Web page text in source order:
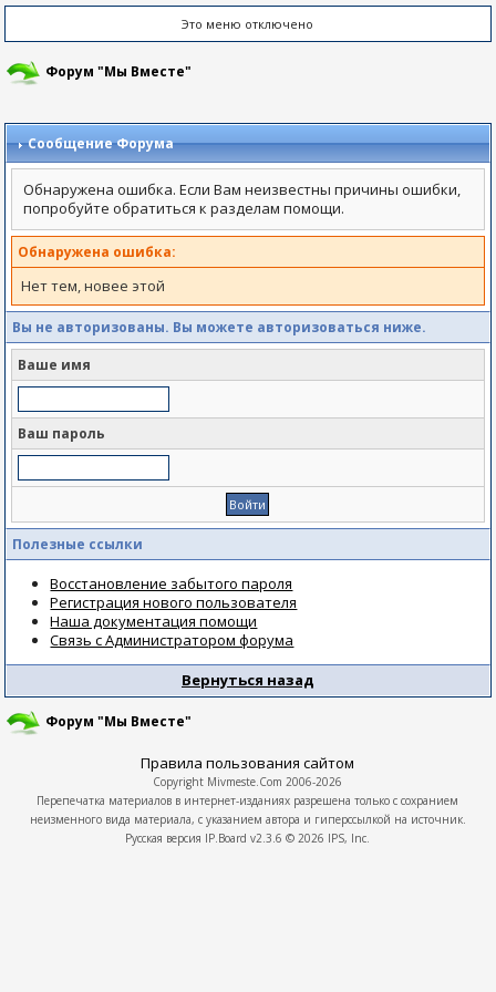
Это меню отключено
Форум "Мы Вместе"
Сообщение Форума
Обнаружена ошибка. Если Вам неизвестны причины ошибки,
попробуйте обратиться к разделам помощи.
Обнаружена ошибка:
Нет тем, новее этой
Вы не авторизованы. Вы можете авторизоваться ниже.
Ваше имя
Ваш пароль
Полезные ссылки
Восстановление забытого пароля
Регистрация нового пользователя
Наша документация помощи
Связь с Администратором форума
Вернуться назад
Форум "Мы Вместе"
Правила пользования сайтом
Copyright Mivmeste.Com 2006-2026
Перепечатка материалов в интернет-изданиях разрешена только с сохранием
неизменного вида материала, с указанием автора и гиперссылкой на источник.
Русская версия IP.Board v2.3.6 © 2026 IPS, Inc.